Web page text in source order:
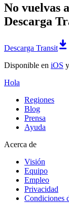
No vuelvas
Descarga
Descarga Transit
Disponible en iOS y
Hola
Regiones
Blog
Prensa
Ayuda
Acerca de
Visión
Equipo
Empleo
Privacidad
Condiciones